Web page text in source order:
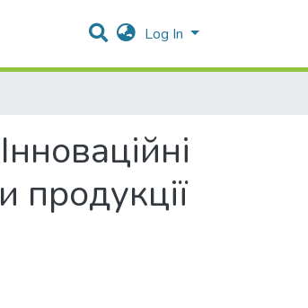
Log In
продукції